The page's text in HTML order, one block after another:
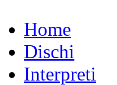
Home
Dischi
Interpreti